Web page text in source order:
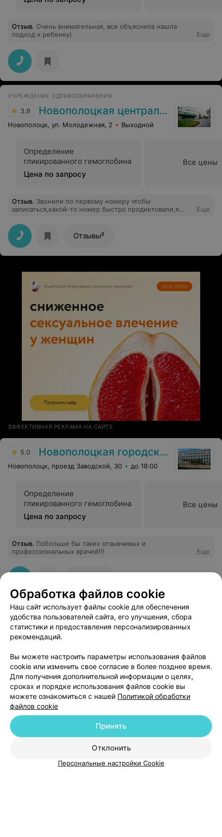
Отзыв. Очень внимательная, все объяснила нашла
подход к ребенку)
Еще
УЧРЕЖДЕНИЕ ЗДРАВООХРАНЕНИЯ
3.9 Новополоцкая центральная городская больница
Новополоцк, ул. Молодежная, 2 Выходной
Определение
гликированного гемоглобина
Цена по запросу
Все цены
Отзыв. Звонили по первому номеру чтобы
записаться,какой-то номер быстро продиктовали,я
трубку..
Еще
Отзывы8
ЭФФЕКТИВНАЯ РЕКЛАМА НА САЙТЕ
5.0 Новополоцкая городская поликлиника №4
Новополоцк, проезд Заводской, 30 до 18:00
Определение
гликированного гемоглобина
Цена по запросу
Все цены
Отзыв. Побольше бы таких отзывчивых и
профессиональных врачей!!!
Еще
Добавить специалиста
О проекте Новости проекта
Размещение рекламы
Медицинский маркетинг
Публичный договор
Пользовательское соглашение
Способы оплаты
Обработка файлов cookie
Наш сайт использует файлы cookie для обеспечения
удобства пользователей сайта, его улучшения, сбора
статистики и предоставления персонализированных
рекомендаций.
Вы можете настроить параметры использования файлов
cookie или изменить свое согласие в более позднее время.
Для получения дополнительной информации о целях,
сроках и порядке использования файлов cookie вы
можете ознакомиться с нашей Политикой обработки
файлов cookie
Отклонить
Принять
Персональные настройки Cookie